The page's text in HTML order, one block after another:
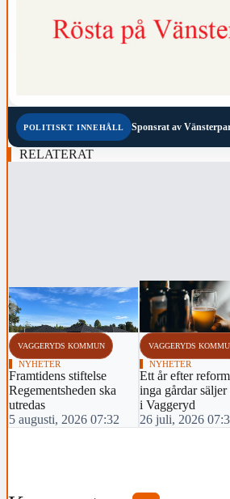
POLITISKT INNEHÅLL Sponsrat av
RELATERAT
‹
VAGGERYDS KOMMUN
NYHETER
Framtidens stiftelse
Regementsheden ska
utredas
5 augusti, 2026 07:32
VAGGERYDS
NYHETER
Ett år efter
inga gårdar
i Vaggeryd
26 juli, 2026